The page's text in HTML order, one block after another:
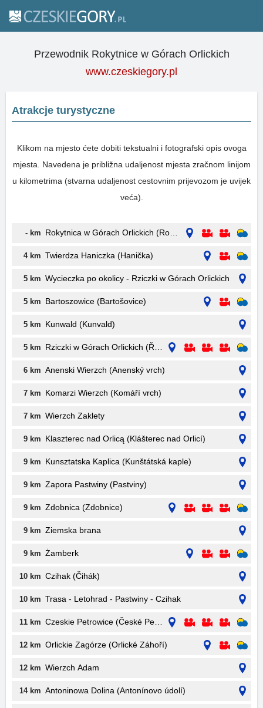
Przewodnik Rokytnice w Górach Orlickich
www.czeskiegory.pl
Atrakcje turystyczne
Klikom na mjesto ćete dobiti tekstualni i fotografski opis ovoga
mjesta. Navedena je približna udaljenost mjesta zračnom linijom
u kilometrima (stvarna udaljenost cestovnim prijevozom je uvijek
veća).
- km Rokytnica w Górach Orlickich (Rokytnice)
4 km Twierdza Haniczka (Hanička)
5 km Wycieczka po okolicy - Rziczki w Górach Orlickich
5 km Bartoszowice (Bartošovice)
5 km Kunwald (Kunvald)
5 km Rziczki w Górach Orlickich (Říčky )
6 km Anenski Wierzch (Anenský vrch)
7 km Komarzi Wierzch (Komáří vrch)
7 km Wierzch Zaklety
9 km Klaszterec nad Orlicą (Klášterec nad Orlicí)
9 km Kunsztatska Kaplica (Kunštátská kaple)
9 km Zapora Pastwiny (Pastviny)
9 km Zdobnica (Zdobnice)
9 km Ziemska brana
9 km Żamberk
10 km Czihak (Čihák)
10 km Trasa - Letohrad - Pastwiny - Czihak
11 km Czeskie Petrowice (České Petrovice)
12 km Orlickie Zagórze (Orlické Záhoří)
12 km Wierzch Adam
14 km Antoninowa Dolina (Antonínovo údolí)